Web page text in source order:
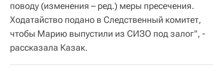
поводу (изменения – ред.) меры пресечения.
Ходатайство подано в Следственный комитет,
чтобы Марию выпустили из СИЗО под залог", -
рассказала Казак.